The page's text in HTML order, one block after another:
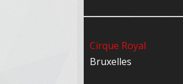
Cirque Royal
Bruxelles